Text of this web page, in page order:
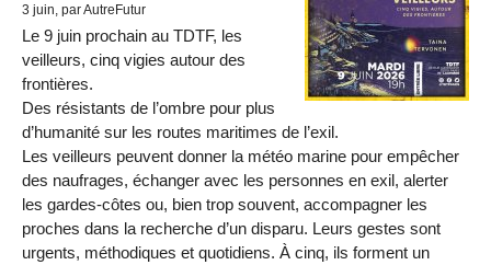
3 juin, par AutreFutur
Le 9 juin prochain au TDTF, les
veilleurs, cinq vigies autour des
frontières.
Des résistants de l’ombre pour plus
d’humanité sur les routes maritimes de l’exil.
Les veilleurs peuvent donner la météo marine pour empêcher
des naufrages, échanger avec les personnes en exil, alerter
les gardes-côtes ou, bien trop souvent, accompagner les
proches dans la recherche d’un disparu. Leurs gestes sont
urgents, méthodiques et quotidiens. À cinq, ils forment un